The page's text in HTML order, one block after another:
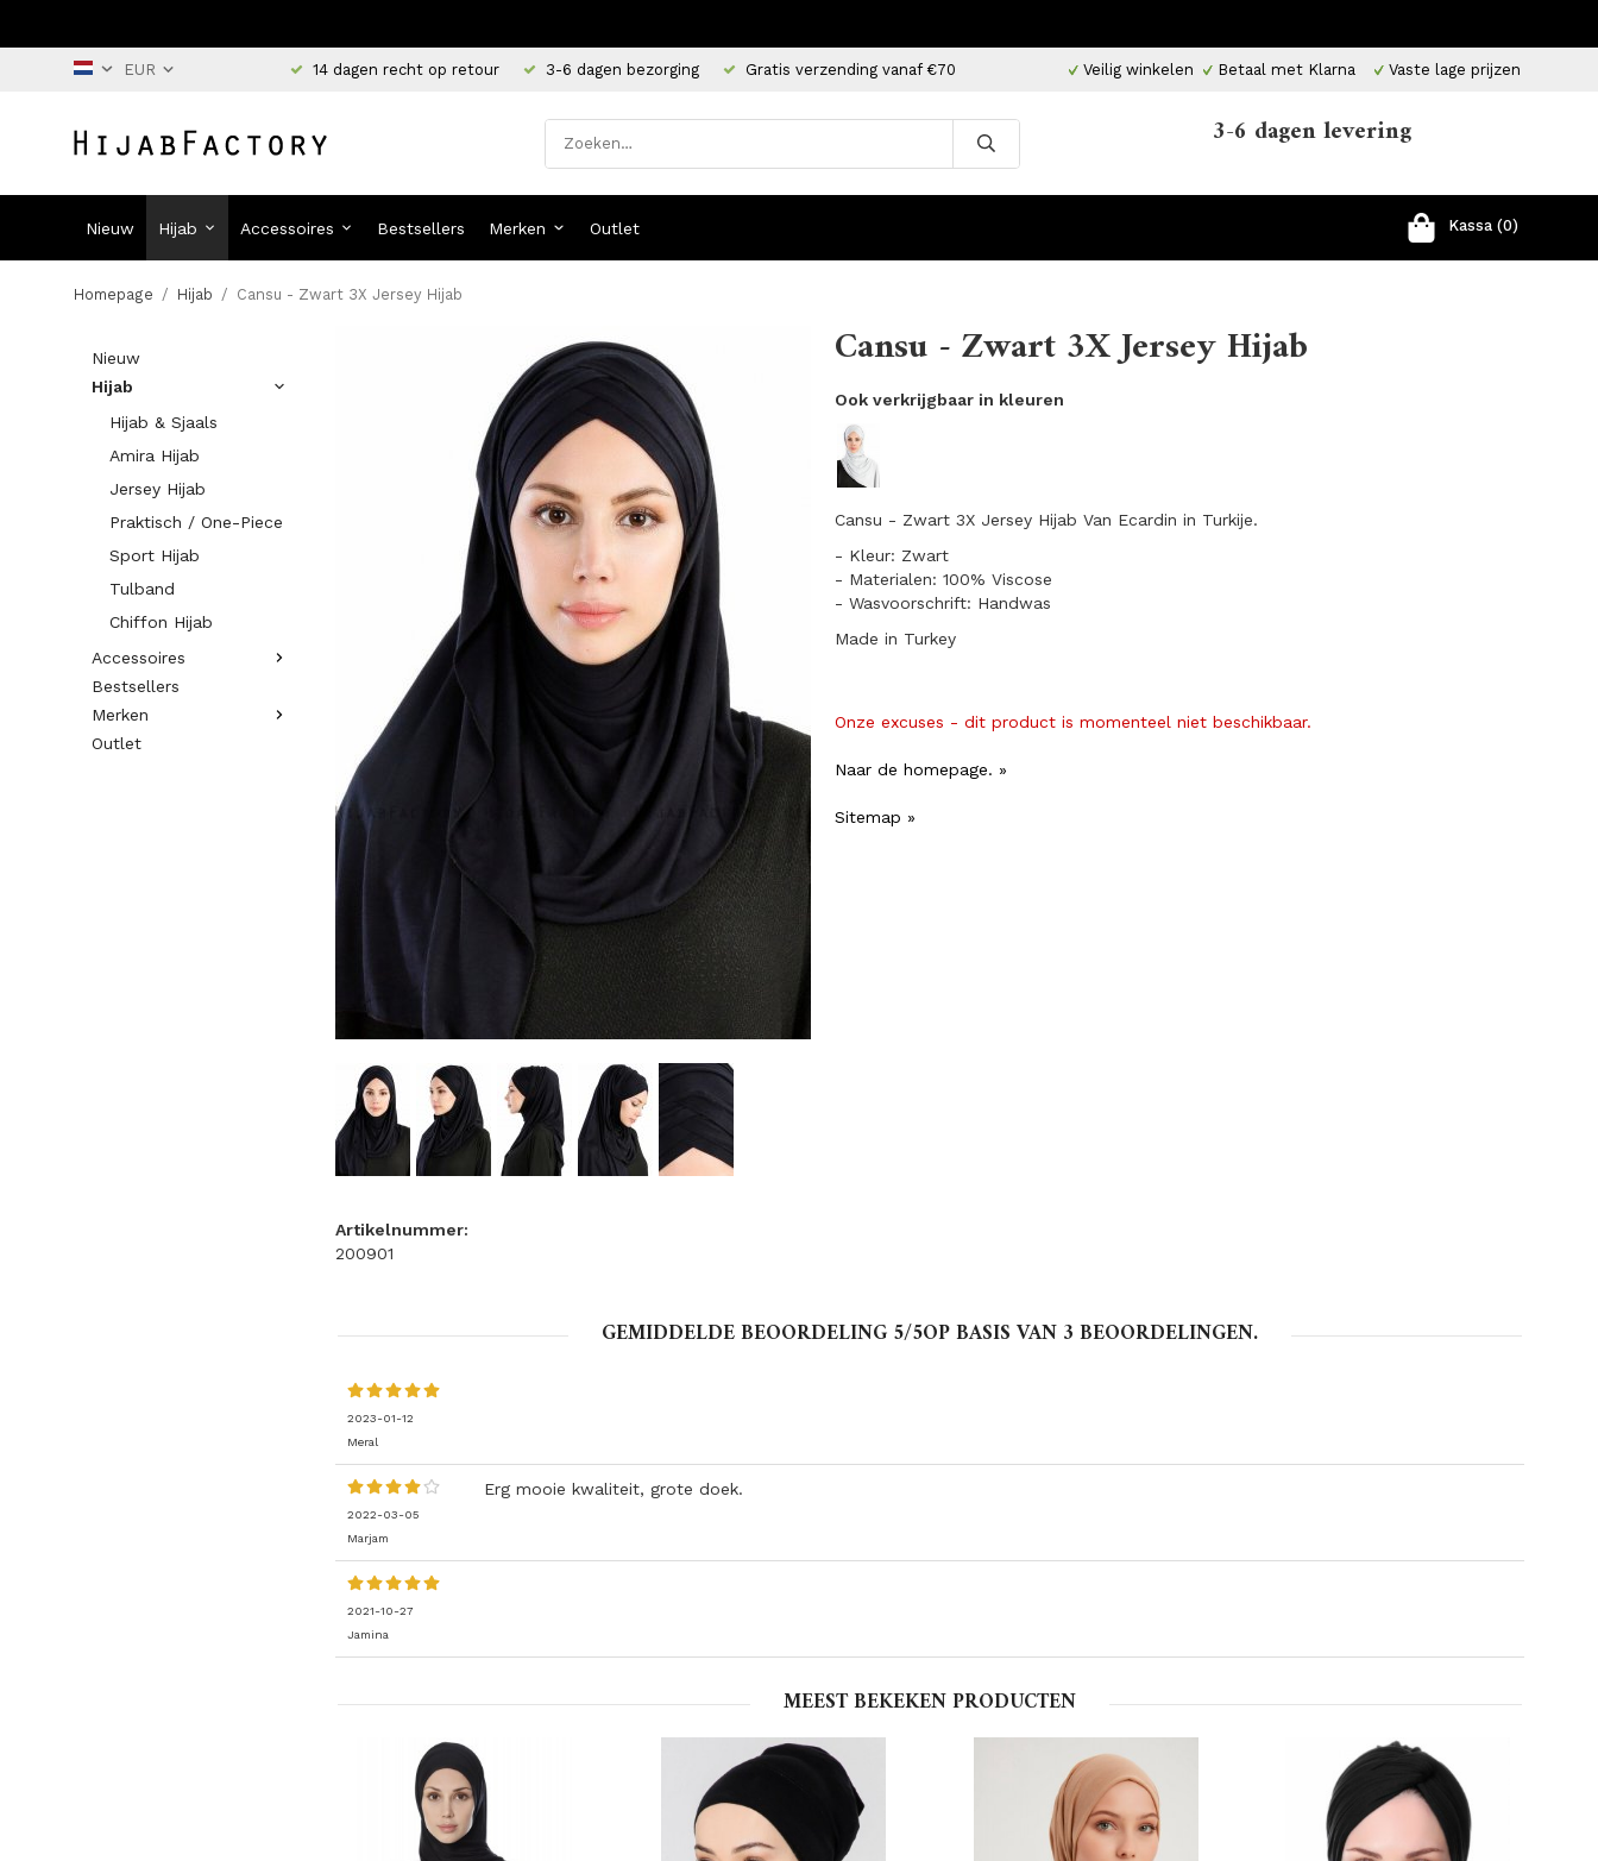
14 dagen recht op retour 3-6 dagen bezorging Gratis verzending vanaf €70 Veilig winkelen Betaal met Klarna Vaste lage prijzen
3-6 dagen levering
Nieuw Hijab Accessoires Bestsellers Merken Outlet Kassa (0)
Homepage / Hijab / Cansu - Zwart 3X Jersey Hijab
Nieuw
Hijab
Hijab & Sjaals
Amira Hijab
Jersey Hijab
Praktisch / One-Piece
Sport Hijab
Tulband
Chiffon Hijab
Accessoires
Bestsellers
Merken
Outlet
Cansu - Zwart 3X Jersey Hijab
Ook verkrijgbaar in kleuren
Cansu - Zwart 3X Jersey Hijab Van Ecardin in Turkije.
- Kleur: Zwart
- Materialen: 100% Viscose
- Wasvoorschrift: Handwas
Made in Turkey
Onze excuses - dit product is momenteel niet beschikbaar.
Naar de homepage. »
Sitemap »
Artikelnummer:
200901
GEMIDDELDE BEOORDELING 5/5OP BASIS VAN 3 BEOORDELINGEN.
2023-01-12
Meral
2022-03-05
Marjam
Erg mooie kwaliteit, grote doek.
2021-10-27
Jamina
MEEST BEKEKEN PRODUCTEN